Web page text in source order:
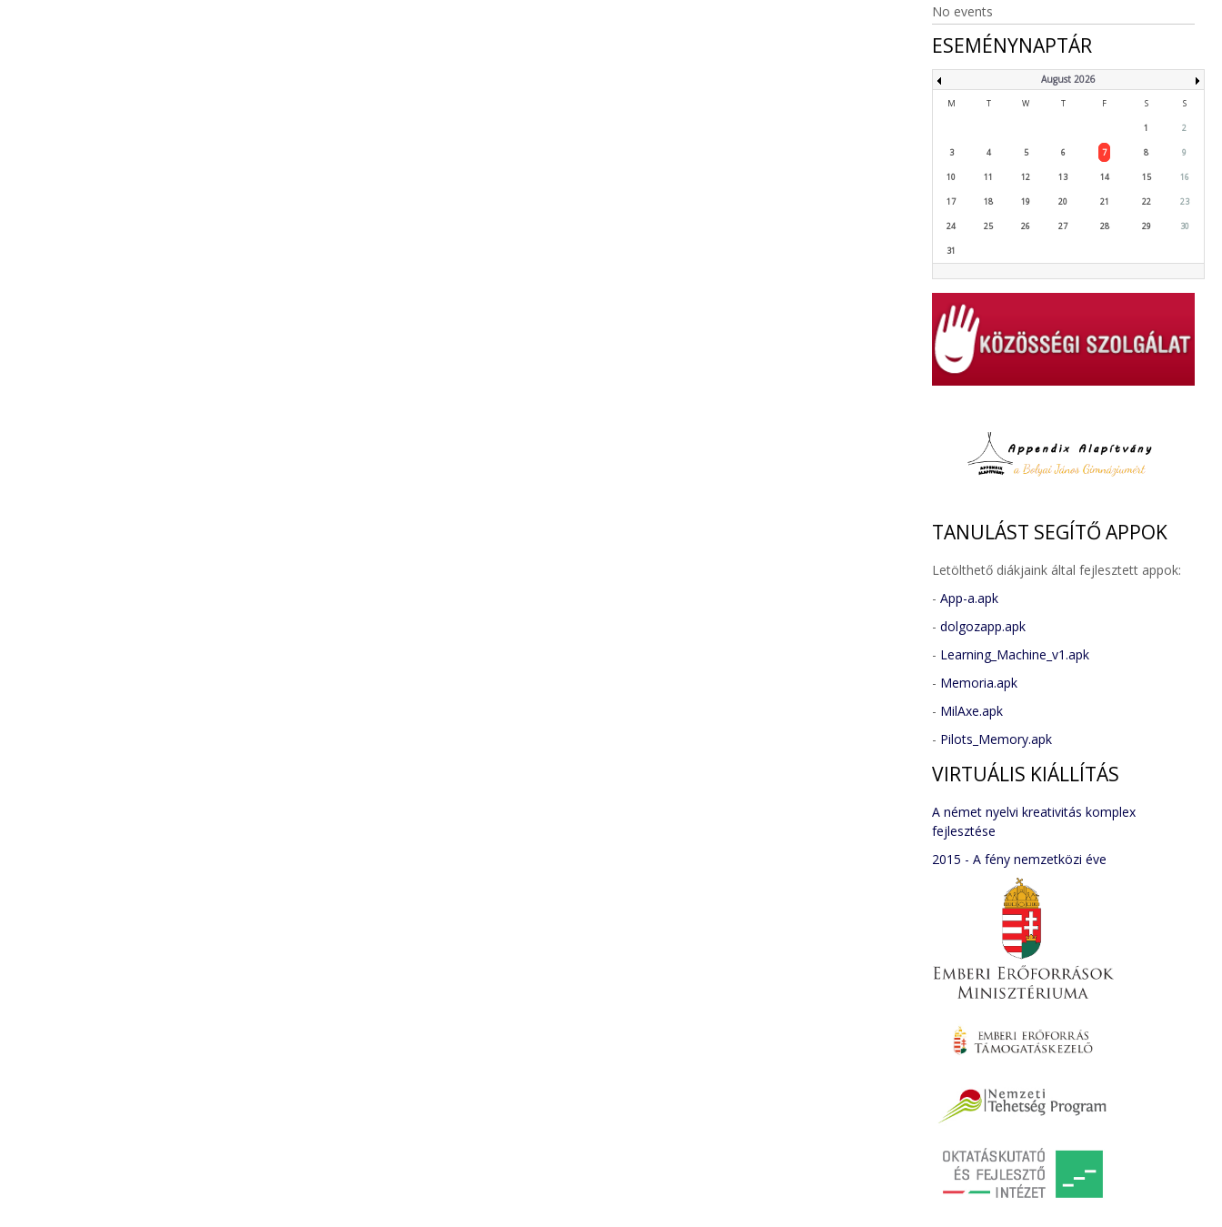
No events
ESEMÉNYNAPTÁR
August 2026
M T W T F S S
1 2
3 4 5 6 7 8 9
10 11 12 13 14 15 16
17 18 19 20 21 22 23
24 25 26 27 28 29 30
31
TANULÁST SEGÍTŐ APPOK
Letölthető diákjaink által fejlesztett appok:
- App-a.apk
- dolgozapp.apk
- Learning_Machine_v1.apk
- Memoria.apk
- MilAxe.apk
- Pilots_Memory.apk
VIRTUÁLIS KIÁLLÍTÁS
A német nyelvi kreativitás komplex
fejlesztése
2015 - A fény nemzetközi éve